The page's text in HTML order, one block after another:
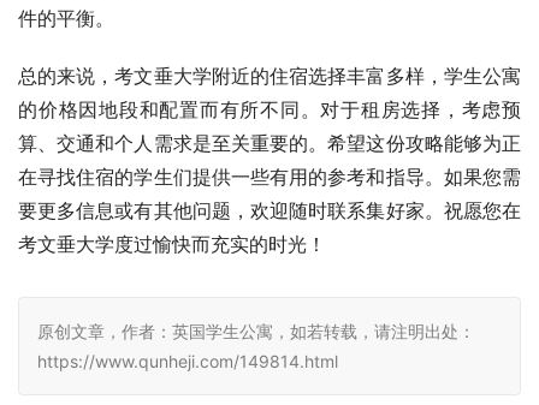
件的平衡。
总的来说，考文垂大学附近的住宿选择丰富多样，学生公寓
的价格因地段和配置而有所不同。对于租房选择，考虑预
算、交通和个人需求是至关重要的。希望这份攻略能够为正
在寻找住宿的学生们提供一些有用的参考和指导。如果您需
要更多信息或有其他问题，欢迎随时联系集好家。祝愿您在
考文垂大学度过愉快而充实的时光！
原创文章，作者：英国学生公寓，如若转载，请注明出处：
https://www.qunheji.com/149814.html